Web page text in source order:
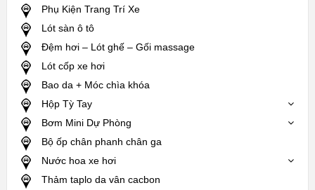
Phụ Kiện Trang Trí Xe
Lót sàn ô tô
Đệm hơi – Lót ghế – Gối massage
Lót cốp xe hơi
Bao da + Móc chìa khóa
Hộp Tỳ Tay
Bơm Mini Dự Phòng
Bộ ốp chân phanh chân ga
Nước hoa xe hơi
Thảm taplo da vân cacbon